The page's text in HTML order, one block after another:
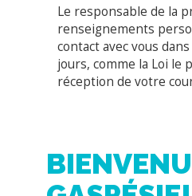
Le responsable de la
renseignements
contact avec vous
jours, comme la Loi le
réception de votre